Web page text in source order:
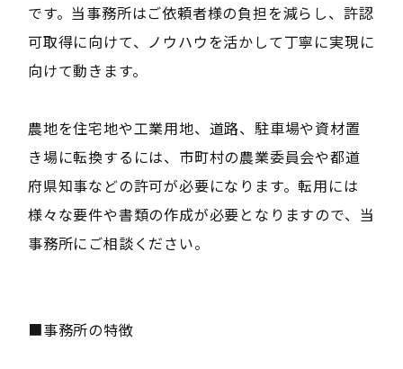
です。当事務所はご依頼者様の負担を減らし、許認
可取得に向けて、ノウハウを活かして丁寧に実現に
向けて動きます。
農地を住宅地や工業用地、道路、駐車場や資材置
き場に転換するには、市町村の農業委員会や都道
府県知事などの許可が必要になります。転用には
様々な要件や書類の作成が必要となりますので、当
事務所にご相談ください。
■事務所の特徴